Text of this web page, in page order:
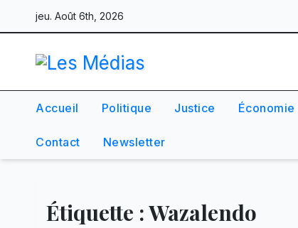
to
content
jeu. Août 6th, 2026
Accueil Politique Justice Économie
Contact Newsletter
Étiquette :Wazalendo